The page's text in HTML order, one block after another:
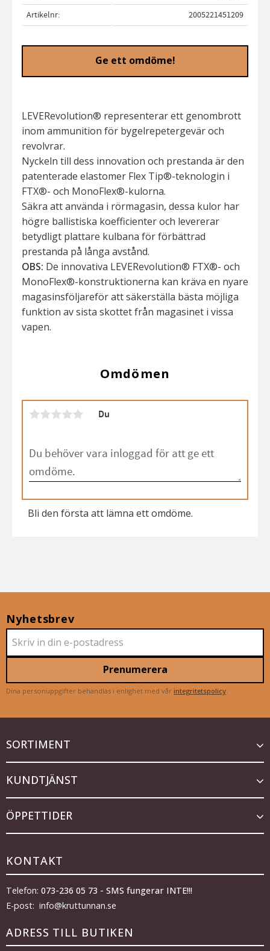
Artikelnr
2005221451209
Ge ett omdöme!
LEVERevolution® representerar ett genombrott
inom ammunition för bygelrepetergevär och
revolvrar.
Nyckeln till dess innovation och prestanda är den
patenterade elastomer Flex Tip®-teknologin i
FTX®- och MonoFlex®-kulorna.
Säkra att använda i rörmagasin, dessa kulor har
högre ballistiska koefficienter och levererar
betydligt plattare kulbana för förbättrad
prestanda på långa avstånd.
OBS: De innovativa LEVERevolution® FTX®- och
MonoFlex®-konstruktionerna kan kräva en nyare
magasinsföljareför att säkerställa bästa möjliga
funktion av sista skottet från magasinet i vissa
vapen.
Omdömen
Du
Bli den första att lämna ett omdöme.
Nyhetsbrev
Prenumerera
Dina personuppgifter behandlas i enlighet med vår integritetspolicy
SORTIMENT
KUNDTJÄNST
ÖPPETTIDER
KONTAKT
Telefon: 073-236 05 73 - SMS fungerar INTE!!!
E-post: info@kruttunnan.se
ADRESS TILL BUTIKEN